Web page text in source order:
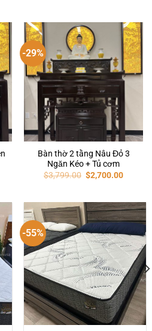
-29%
Bàn thờ 2 tầng Nâu Đỏ 3
Ngăn Kéo + Tủ cơm
$3,799.00 $2,700.00
-55%